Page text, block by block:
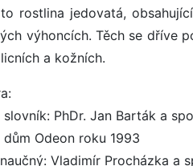
rostlina jedovatá,
výhoncích. Těch se dříve
a kožních.
PhDr. Jan Barták a
Odeon roku 1993
Vladimír Procházka a